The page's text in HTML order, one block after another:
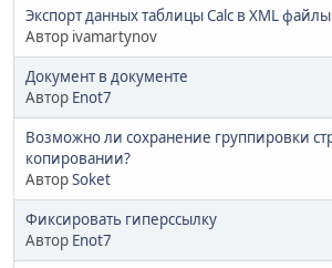
Экспорт данных таблицы Calc в XML файлы
Автор ivamartynov
Документ в документе
Автор Enot7
Возможно ли сохранение группировки
копировании?
АвторSoket
Фиксировать гиперссылку
Автор Enot7